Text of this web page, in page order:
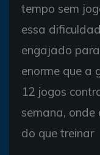
tempo sem
essa
engajado
enorme que a
12 jogos
semana, onde
do que treinar